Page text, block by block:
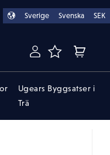
Sverige Svenska SEK
FAVORITER
Ugears Byggsatser i
Trä